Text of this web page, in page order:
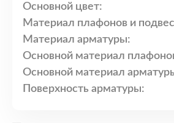
Основной цвет:
Материал плафонов и
Материал арматуры:
Основной материал
Основной материал
Поверхность арматуры: